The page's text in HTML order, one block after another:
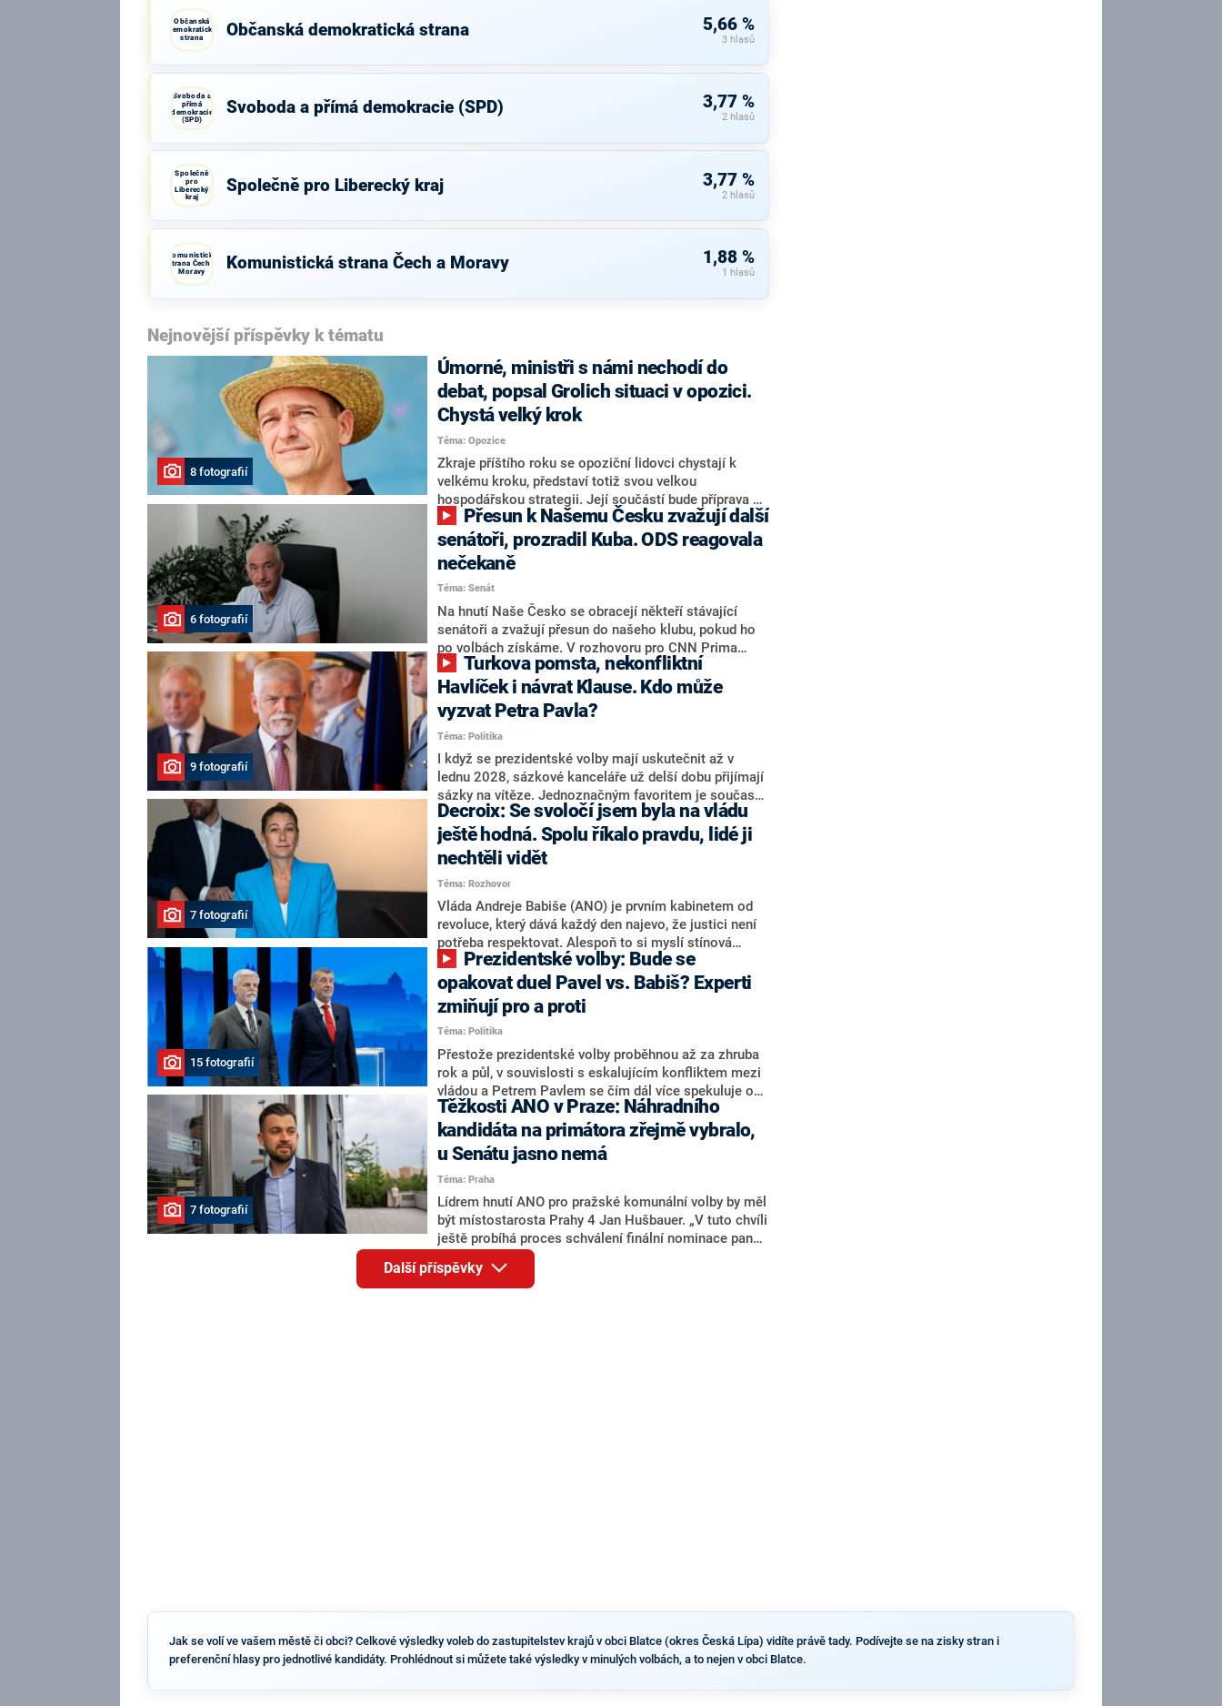
Občanská
demokratická
strana
Občanská demokratická strana 5,66 %
3 hlasů
Svoboda a
přímá
demokracie
(SPD)
Svoboda a přímá demokracie (SPD) 3,77 %
2 hlasů
Společně
pro
Liberecký
kraj
Společně pro Liberecký kraj 3,77 %
2 hlasů
Komunistická
strana Čech a
Moravy
Komunistická strana Čech a Moravy 1,88 %
1 hlasů
Nejnovější příspěvky k tématu
8 fotografií
Úmorné, ministři s námi nechodí do
debat, popsal Grolich situaci v opozici.
Chystá velký krok
Téma: Opozice
Zkraje příštího roku se opoziční lidovci chystají k
velkému kroku, představí totiž svou velkou
hospodářskou strategii. Její součástí bude příprava na
stárnutí populace, řekl ve středu na setkání s novináři
nový předseda lidovců Jan Grolich. Ten zároveň v
senátních volbách kandiduje ve Vyškově. Popsal i
aktivitu opozice, o níž vládní strany nebo političtí
komentátoři mluví jako o slabé a v defenzivě. „Je to
úmorná práce upozorňovat na chyby vlády. Ministři s
námi navíc nechodí do debat. Chceme ale ukazovat
svoje témata,“ odpověděl Grolich na dotaz CNN Prima
NEWS.
6 fotografií
senátoři, prozradil Kuba. ODS reagovala
nečekaně
Téma: Senát
Na hnutí Naše Česko se obracejí někteří stávající
senátoři a zvažují přesun do našeho klubu, pokud ho
po volbách získáme. V rozhovoru pro CNN Prima
NEWS to řekl zakladatel hnutí a jihočeský hejtman
Martin Kuba. Konkrétní nebyl, ale získat by takto mohl
například senátora Zdeňka Hrabu, který je dnes
součástí klubu ODS a TOP 09. Hraba to na dotaz
redakce nevyloučil. Předseda klubu senátorů ODS
Zdeněk Nytra redakci řekl, že počítá s odchodem
některých senátorů z klubu a že Naše Česko není
nepřítel, ale soupeř.
9 fotografií
Havlíček i návrat Klause. Kdo může
vyzvat Petra Pavla?
Téma: Politika
I když se prezidentské volby mají uskutečnit až v
lednu 2028, sázkové kanceláře už delší dobu přijímají
sázky na vítěze. Jednoznačným favoritem je současná
hlava státu Petr Pavel. Daleko za ním pak bookmakeři
zmiňují dva výrazné politiky ANO, tedy premiéra
Andreje Babiše a ministra průmyslu Karla Havlíčka.
Oblíbeným tipem samotných sázkařů je poslanec za
Motoristy Filip Turek. Politolog Jan Kubáček nicméně
o případné kandidatuře kohokoliv ze zmíněné trojice
značně pochybuje. Podle něj současná koalice dosud
nemá osobu, která by Pavlovi mohla konkurovat.
7 fotografií
Decroix: Se svoločí jsem byla na vládu
ještě hodná. Spolu říkalo pravdu, lidé ji
nechtěli vidět
Téma: Rozhovor
Vláda Andreje Babiše (ANO) je prvním kabinetem od
revoluce, který dává každý den najevo, že justici není
potřeba respektovat. Alespoň to si myslí stínová
ministryně spravedlnosti ODS Eva Decroix. V
rozhovoru pro CNN Prima NEWS si nebrala servítky
ohledně politického výkonu svého nástupce Jeronýma
Tejce (za ANO) či vládní zmocněnkyně pro lidská
práva Taťány Malé (ANO). Označením „svoloč“ na
adresu vlády prý byla ještě hodná. Decroix se také
vrátila k volební porážce koalice Spolu či promluvila o
hnutí Naše Česko Martina Kuby.
15 fotografií
opakovat duel Pavel vs. Babiš? Experti
zmiňují pro a proti
Téma: Politika
Přestože prezidentské volby proběhnou až za zhruba
rok a půl, v souvislosti s eskalujícím konfliktem mezi
vládou a Petrem Pavlem se čím dál více spekuluje o
tom, koho by do bitvy o Hrad mohla vyslat současná
koalice. Někteří političtí komentátoři znovu vytahují
jméno premiéra Andreje Babiše (ANO). Jak moc je
pravděpodobné, že se v prezidentských volbách 2028
bude znovu opakovat souboj z roku 2023?
7 fotografií
Těžkosti ANO v Praze: Náhradního
kandidáta na primátora zřejmě vybralo,
u Senátu jasno nemá
Téma: Praha
Lídrem hnutí ANO pro pražské komunální volby by měl
být místostarosta Prahy 4 Jan Hušbauer. „V tuto chvíli
ještě probíhá proces schválení finální nominace pana
Jana Hušbauera Výborem hnutí ANO,“ uvedl pro
redakci místopředseda pražského ANO Martin
Benkovič. O Hušbauerovi se spekulovalo jako o
Další příspěvky
Jak se volí ve vašem městě či obci? Celkové výsledky voleb do zastupitelstev krajů v obci Blatce (okres Česká Lípa) vidíte právě tady. Podívejte se na zisky stran i
preferenční hlasy pro jednotlivé kandidáty. Prohlédnout si můžete také výsledky v minulých volbách, a to nejen v obci Blatce.